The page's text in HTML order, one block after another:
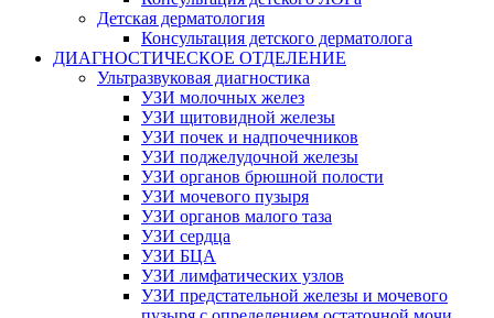
Детская дерматология
Консультация детского дерматолога
ДИАГНОСТИЧЕСКОЕ ОТДЕЛЕНИЕ
Ультразвуковая диагностика
УЗИ молочных желез
УЗИ щитовидной железы
УЗИ почек и надпочечников
УЗИ поджелудочной железы
УЗИ органов брюшной полости
УЗИ мочевого пузыря
УЗИ органов малого таза
УЗИ сердца
УЗИ БЦА
УЗИ лимфатических узлов
УЗИ предстательной железы и мочевого